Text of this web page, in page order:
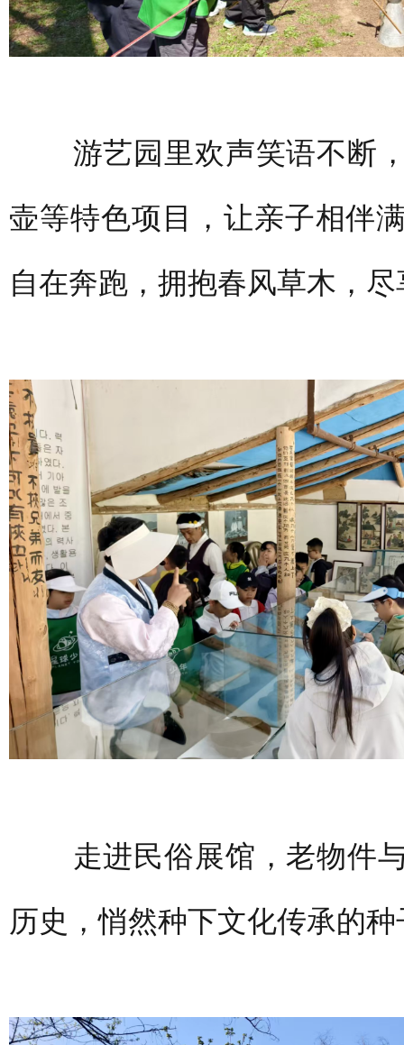
游艺园里欢声笑语不断，
壶等特色项目，让亲子相伴
自在奔跑，拥抱春风草木，
走进民俗展馆，老物件与
历史，悄然种下文化传承的种